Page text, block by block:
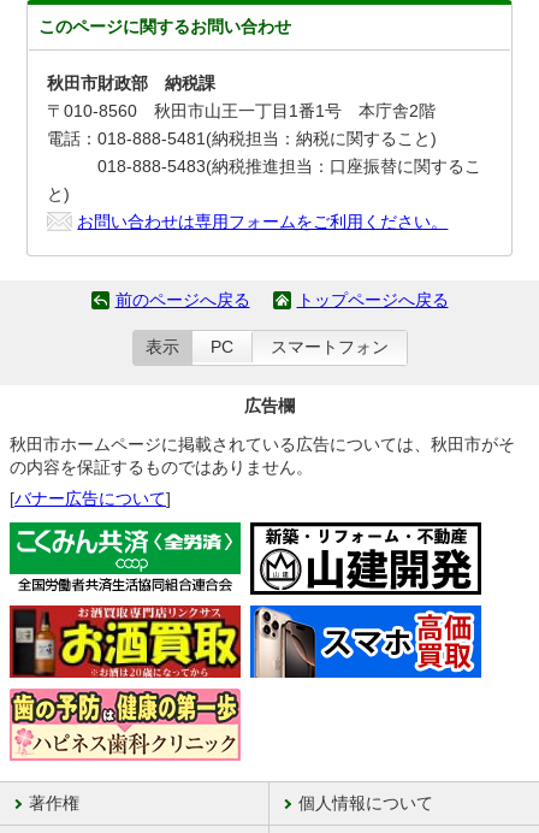
このページに関するお問い合わせ
秋田市財政部 納税課
〒010-8560 秋田市山王一丁目1番1号 本庁舎2階
電話：018-888-5481(納税担当：納税に関すること)
018-888-5483(納税推進担当：口座振替に関するこ
と)
お問い合わせは専用フォームをご利用ください。
前のページへ戻る トップページへ戻る
表示 PC スマートフォン
広告欄
秋田市ホームページに掲載されている広告については、秋田市がそ
の内容を保証するものではありません。
[バナー広告について]
著作権 個人情報について